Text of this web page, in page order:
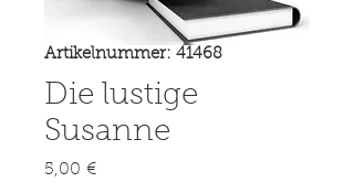
Artikelnummer: 41468
Die lustige
Susanne
5,00 €Preis